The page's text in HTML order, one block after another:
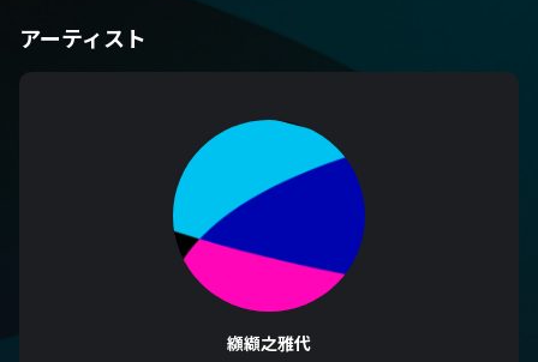
アーティスト
纐纈之雅代